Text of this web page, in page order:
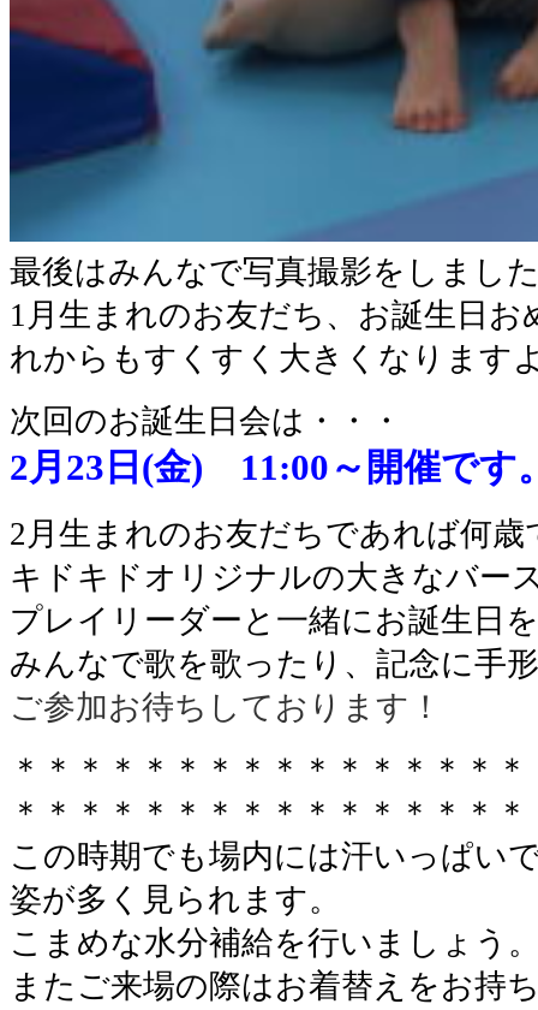
最後はみんなで写真撮影をしまし
1月生まれのお友だち、お誕生日
れからもすくすく大きくなります
次回のお誕生日会は・・・
2月23日(金) 11:00～開催です
2月生まれのお友だちであれば何
キドキドオリジナルの大きなバー
プレイリーダーと一緒にお誕生日
みんなで歌を歌ったり、記念に手
ご参加お待ちしております！
＊＊＊＊＊＊＊＊＊＊＊＊＊＊＊
＊＊＊＊＊＊＊＊＊＊＊＊＊＊＊＊
この時期でも場内には汗いっぱい
姿が多く見られます。
こまめな水分補給を行いましょう
またご来場の際はお着替えをお持